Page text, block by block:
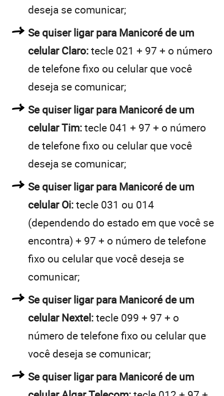
deseja se comunicar;
Se quiser ligar para Manicoré de um
celular Claro:tecle 021 + 97 + o número
de telefone fixo ou celular que você
deseja se comunicar;
Se quiser ligar para Manicoré de um
celular Tim:tecle 041 + 97 + o número
de telefone fixo ou celular que você
deseja se comunicar;
Se quiser ligar para Manicoré de um
celular Oi:tecle 031 ou 014
(dependendo do estado em que você se
encontra) + 97 + o número de telefone
fixo ou celular que você deseja se
comunicar;
Se quiser ligar para Manicoré de um
celular Nextel:tecle 099 + 97 + o
número de telefone fixo ou celular que
você deseja se comunicar;
Se quiser ligar para Manicoré de um